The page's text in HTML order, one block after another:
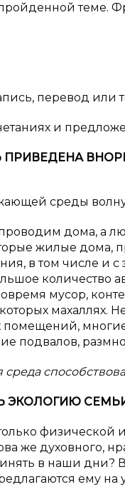
теме.
перевод или
и
В
среды
дома, а
жилые
в том числе и
количество
мусор,
махаллях.
помещений,
подвалов,
ЭКОЛОГИЮ
же духовного,
в наши
ему на